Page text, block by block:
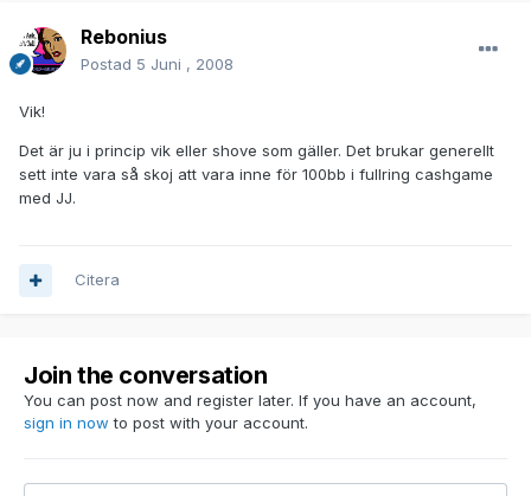
Rebonius
Postad 5 Juni , 2008
Vik!
Det är ju i princip vik eller shove som gäller. Det brukar generellt
sett inte vara så skoj att vara inne för 100bb i fullring cashgame
med JJ.
Citera
Join the conversation
You can post now and register later. If you have an account,
sign in now to post with your account.